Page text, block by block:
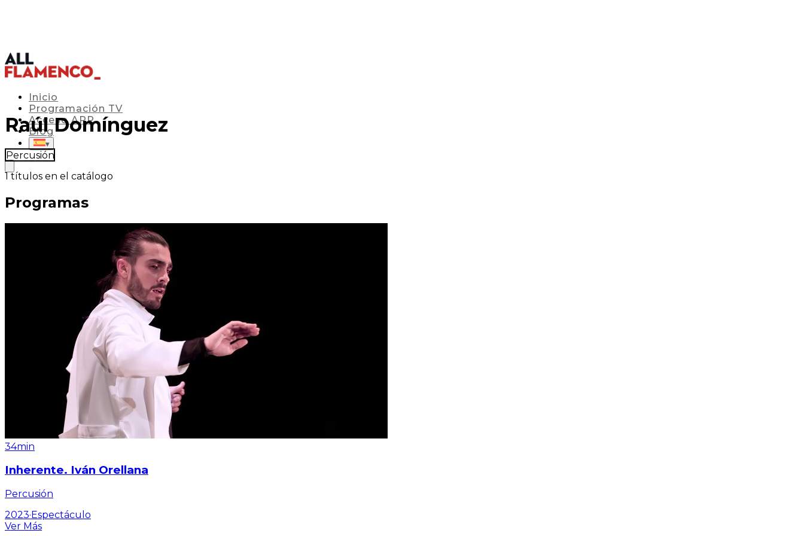
Inicio
Programación TV
Acceso APP
Blog
▾
Raúl Domínguez
Percusión
1 títulos en el catálogo
Programas
34min
Inherente. Iván Orellana
Percusión
2023·Espectáculo
Ver Más